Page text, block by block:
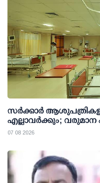
സര്‍ക്കാര്‍
എല്ലാവര്‍ക്കും; വരുമാന
07 08 2026